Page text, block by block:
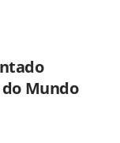
Mundo